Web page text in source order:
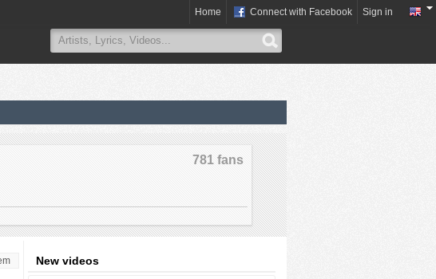
Home Connect with Facebook Sign in
781 fans
New videos